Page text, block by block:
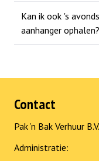
Kan ik ook 's
aanhanger ophalen?
Contact
Pak ’n Bak Verhuur B.V.
Administratie: